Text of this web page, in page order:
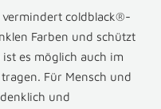
vermindert coldblack®-
Farben und schützt
es möglich auch im
Für Mensch und
und